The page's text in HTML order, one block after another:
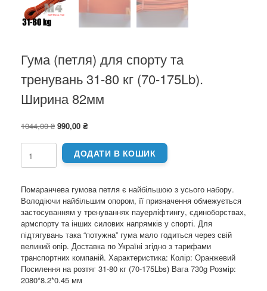
Гума (петля) для спорту та
тренувань 31-80 кг (70-175Lb).
Ширина 82мм
1044,00₴ Оригінальна
1044,00 ₴.
990,00 ₴Поточна
990,00 ₴.
(петля)
для
та
тренувань
31-
80
кг
(70-
175Lb).
Ширина
82мм
ДОДАТИ В КОШИК
Помаранчева гумова петля є найбільшою з усього набору.
Володіючи найбільшим опором, її призначення обмежується
застосуванням у тренуваннях пауерліфтингу, єдиноборствах,
армспорту та інших силових напрямків у спорті. Для
підтягувань така “потужна” гума мало годиться через свій
великий опір. Доставка по Україні згідно з тарифами
транспортних компаній. Характеристика: Колір: Оранжевий
Посилення на розтяг 31-80 кг (70-175Lbs) Вага 730g Розмір:
2080*8.2*0.45 мм